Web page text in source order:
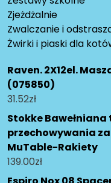
Zjeżdżalnie
Zwalczanie i
Żwirki i piaski dla
Raven. 2X12el.
(075850)
31.52zł
Stokke
przechowywania
MuTable-Rakiety
139.00zł